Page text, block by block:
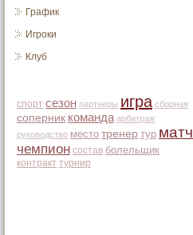
График
Игроки
Клуб
спорт сезон партнеры игра сборная
соперник команда арбитраж
руководство место тренер тур матч
чемпион состав болельщик
контракт турнир